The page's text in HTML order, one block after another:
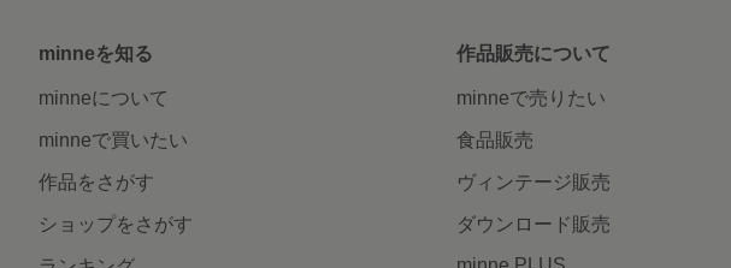
minneを知る
minneについて
minneで買いたい
作品をさがす
ショップをさがす
作品販売について
minneで売りたい
食品販売
ヴィンテージ販売
ダウンロード販売